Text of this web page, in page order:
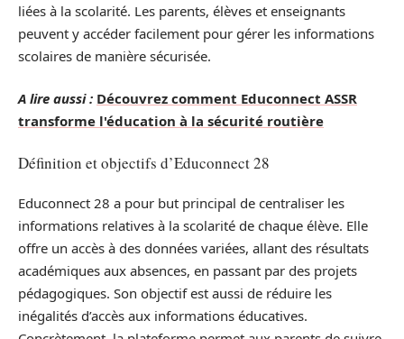
liées à la scolarité. Les parents, élèves et enseignants
peuvent y accéder facilement pour gérer les informations
scolaires de manière sécurisée.
A lire aussi : Découvrez comment Educonnect ASSR
transforme l'éducation à la sécurité routière
Définition et objectifs d’Educonnect 28
Educonnect 28 a pour but principal de centraliser les
informations relatives à la scolarité de chaque élève. Elle
offre un accès à des données variées, allant des résultats
académiques aux absences, en passant par des projets
pédagogiques. Son objectif est aussi de réduire les
inégalités d’accès aux informations éducatives.